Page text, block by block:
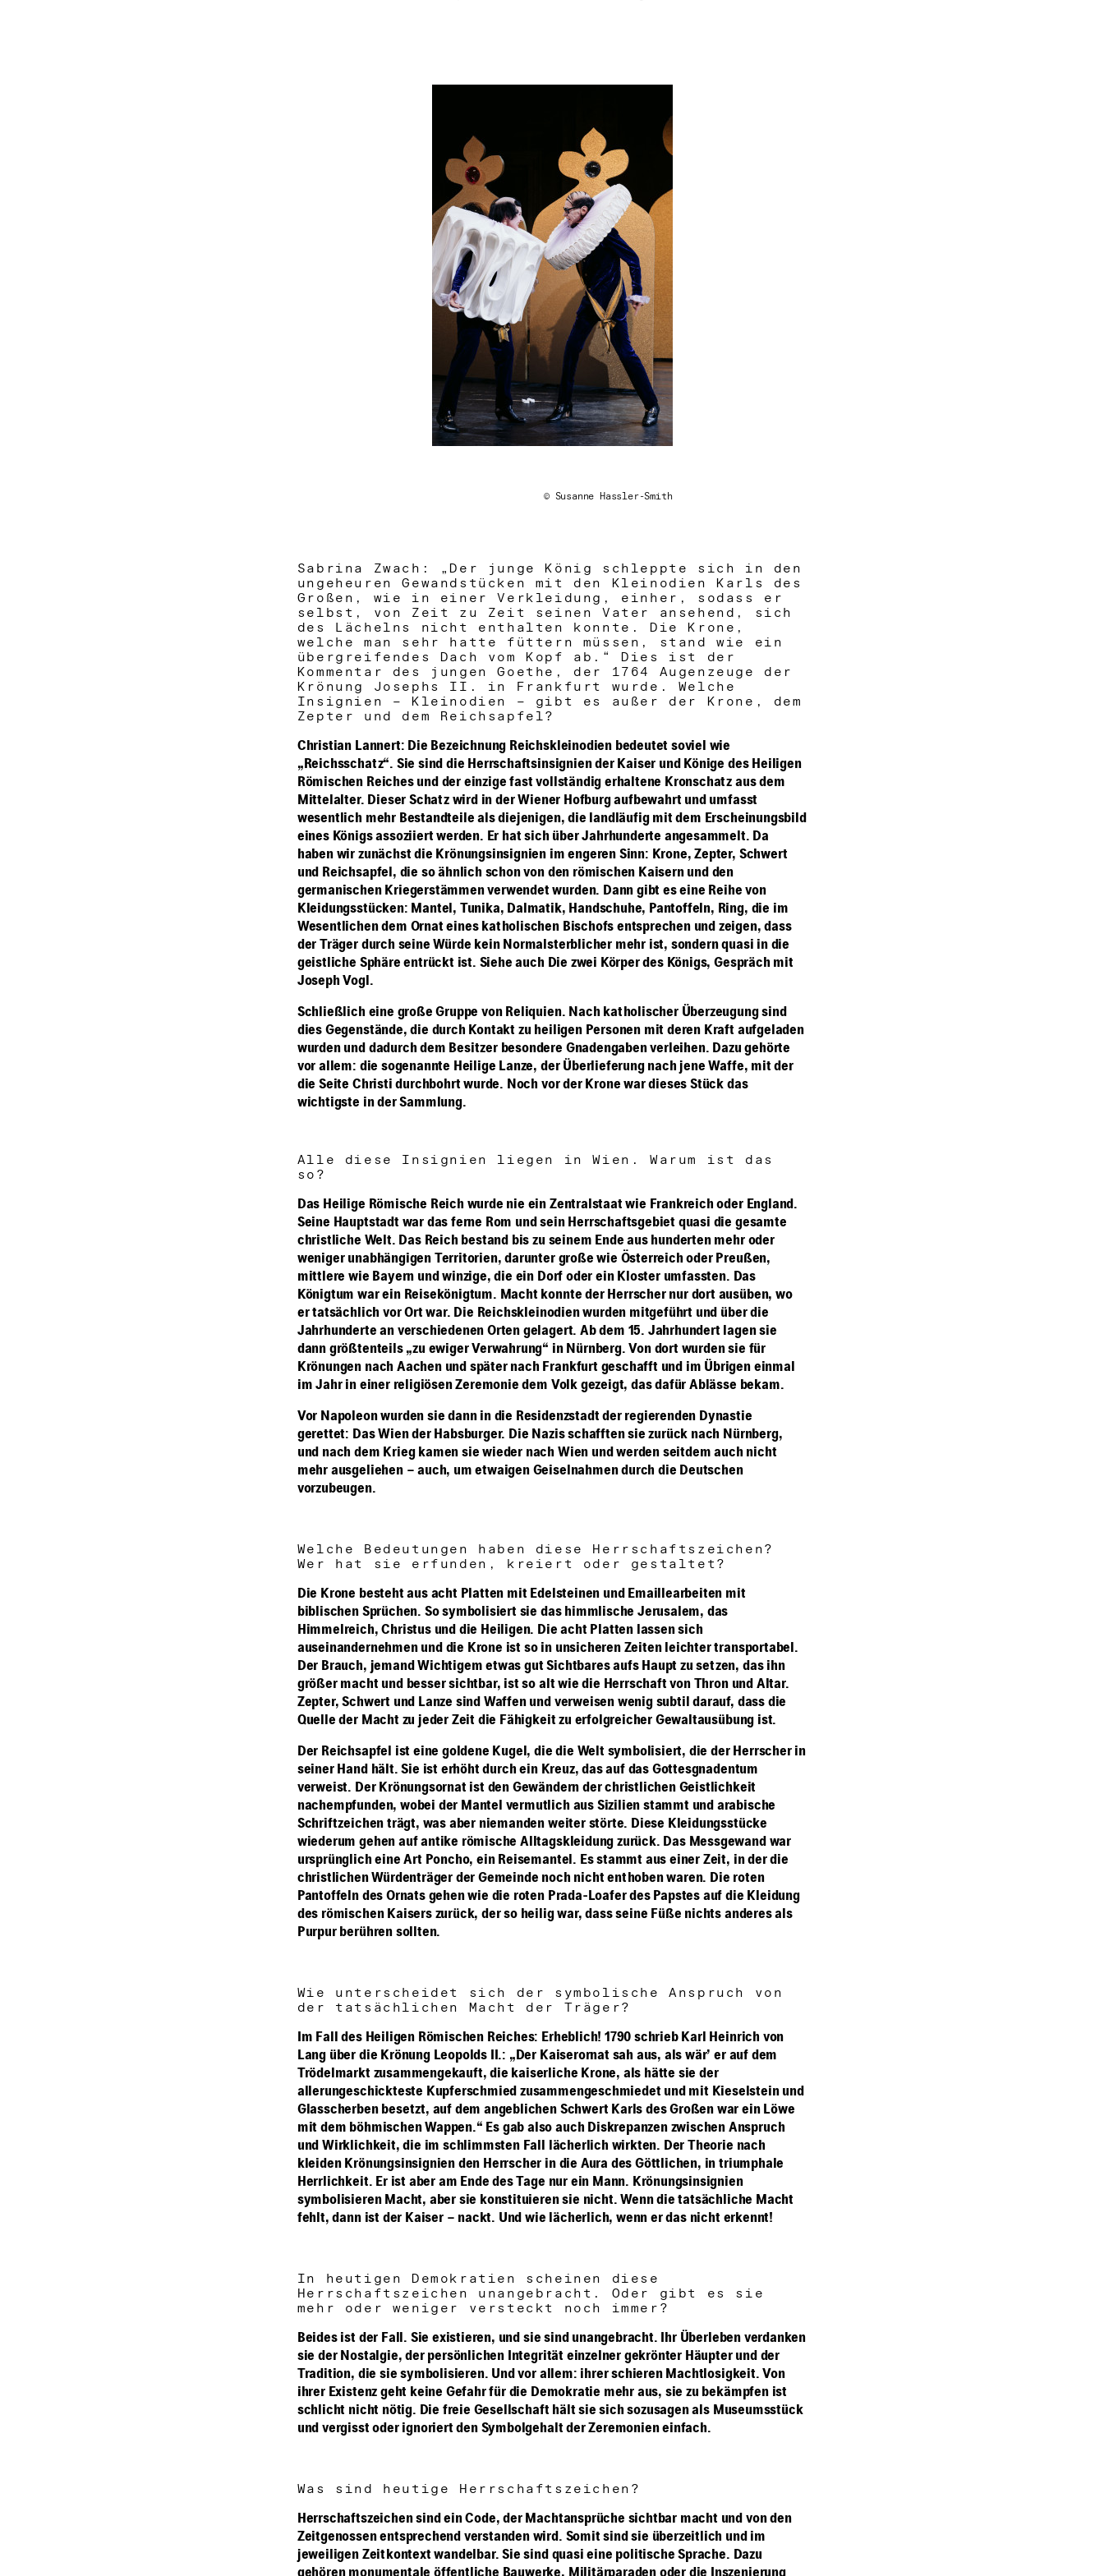
© Susanne Hassler-Smith
Sabrina Zwach: „Der junge König schleppte sich in den
ungeheuren Gewandstücken mit den Kleinodien Karls des
Großen, wie in einer Verkleidung, einher, sodass er
selbst, von Zeit zu Zeit seinen Vater ansehend, sich
des Lächelns nicht enthalten konnte. Die Krone,
welche man sehr hatte füttern müssen, stand wie ein
übergreifendes Dach vom Kopf ab.“ Dies ist der
Kommentar des jungen Goethe, der 1764 Augenzeuge der
Krönung Josephs II. in Frankfurt wurde. Welche
Insignien – Kleinodien – gibt es außer der Krone, dem
Zepter und dem Reichsapfel?
Christian Lannert: Die Bezeichnung Reichskleinodien bedeutet soviel wie
„Reichsschatz“. Sie sind die Herrschaftsinsignien der Kaiser und Könige des Heiligen
Römischen Reiches und der einzige fast vollständig erhaltene Kronschatz aus dem
Mittelalter. Dieser Schatz wird in der Wiener Hofburg aufbewahrt und umfasst
wesentlich mehr Bestandteile als diejenigen, die landläufig mit dem Erscheinungsbild
eines Königs assoziiert werden. Er hat sich über Jahrhunderte angesammelt. Da
haben wir zunächst die Krönungsinsignien im engeren Sinn: Krone, Zepter, Schwert
und Reichsapfel, die so ähnlich schon von den römischen Kaisern und den
germanischen Kriegerstämmen verwendet wurden. Dann gibt es eine Reihe von
Kleidungsstücken: Mantel, Tunika, Dalmatik, Handschuhe, Pantoffeln, Ring, die im
Wesentlichen dem Ornat eines katholischen Bischofs entsprechen und zeigen, dass
der Träger durch seine Würde kein Normalsterblicher mehr ist, sondern quasi in die
geistliche Sphäre entrückt ist. Siehe auch Die zwei Körper des Königs, Gespräch mit
Joseph Vogl.
Schließlich eine große Gruppe von Reliquien. Nach katholischer Überzeugung sind
dies Gegenstände, die durch Kontakt zu heiligen Personen mit deren Kraft aufgeladen
wurden und dadurch dem Besitzer besondere Gnadengaben verleihen. Dazu gehörte
vor allem: die sogenannte Heilige Lanze, der Überlieferung nach jene Waffe, mit der
die Seite Christi durchbohrt wurde. Noch vor der Krone war dieses Stück das
wichtigste in der Sammlung.
Alle diese Insignien liegen in Wien. Warum ist das
so?
Das Heilige Römische Reich wurde nie ein Zentralstaat wie Frankreich oder England.
Seine Hauptstadt war das ferne Rom und sein Herrschaftsgebiet quasi die gesamte
christliche Welt. Das Reich bestand bis zu seinem Ende aus hunderten mehr oder
weniger unabhängigen Territorien, darunter große wie Österreich oder Preußen,
mittlere wie Bayern und winzige, die ein Dorf oder ein Kloster umfassten. Das
Königtum war ein Reisekönigtum. Macht konnte der Herrscher nur dort ausüben, wo
er tatsächlich vor Ort war. Die Reichskleinodien wurden mitgeführt und über die
Jahrhunderte an verschiedenen Orten gelagert. Ab dem 15. Jahrhundert lagen sie
dann größtenteils „zu ewiger Verwahrung“ in Nürnberg. Von dort wurden sie für
Krönungen nach Aachen und später nach Frankfurt geschafft und im Übrigen einmal
im Jahr in einer religiösen Zeremonie dem Volk gezeigt, das dafür Ablässe bekam.
Vor Napoleon wurden sie dann in die Residenzstadt der regierenden Dynastie
gerettet: Das Wien der Habsburger. Die Nazis schafften sie zurück nach Nürnberg,
und nach dem Krieg kamen sie wieder nach Wien und werden seitdem auch nicht
mehr ausgeliehen – auch, um etwaigen Geiselnahmen durch die Deutschen
vorzubeugen.
Welche Bedeutungen haben diese Herrschaftszeichen?
Wer hat sie erfunden, kreiert oder gestaltet?
Die Krone besteht aus acht Platten mit Edelsteinen und Emaillearbeiten mit
biblischen Sprüchen. So symbolisiert sie das himmlische Jerusalem, das
Himmelreich, Christus und die Heiligen. Die acht Platten lassen sich
auseinandernehmen und die Krone ist so in unsicheren Zeiten leichter transportabel.
Der Brauch, jemand Wichtigem etwas gut Sichtbares aufs Haupt zu setzen, das ihn
größer macht und besser sichtbar, ist so alt wie die Herrschaft von Thron und Altar.
Zepter, Schwert und Lanze sind Waffen und verweisen wenig subtil darauf, dass die
Quelle der Macht zu jeder Zeit die Fähigkeit zu erfolgreicher Gewaltausübung ist.
Der Reichsapfel ist eine goldene Kugel, die die Welt symbolisiert, die der Herrscher in
seiner Hand hält. Sie ist erhöht durch ein Kreuz, das auf das Gottesgnadentum
verweist. Der Krönungsornat ist den Gewändern der christlichen Geistlichkeit
nachempfunden, wobei der Mantel vermutlich aus Sizilien stammt und arabische
Schriftzeichen trägt, was aber niemanden weiter störte. Diese Kleidungsstücke
wiederum gehen auf antike römische Alltagskleidung zurück. Das Messgewand war
ursprünglich eine Art Poncho, ein Reisemantel. Es stammt aus einer Zeit, in der die
christlichen Würdenträger der Gemeinde noch nicht enthoben waren. Die roten
Pantoffeln des Ornats gehen wie die roten Prada-Loafer des Papstes auf die Kleidung
des römischen Kaisers zurück, der so heilig war, dass seine Füße nichts anderes als
Purpur berühren sollten.
Wie unterscheidet sich der symbolische Anspruch von
der tatsächlichen Macht der Träger?
Im Fall des Heiligen Römischen Reiches: Erheblich! 1790 schrieb Karl Heinrich von
Lang über die Krönung Leopolds II.: „Der Kaiserornat sah aus, als wär’ er auf dem
Trödelmarkt zusammengekauft, die kaiserliche Krone, als hätte sie der
allerungeschickteste Kupferschmied zusammengeschmiedet und mit Kieselstein und
Glasscherben besetzt, auf dem angeblichen Schwert Karls des Großen war ein Löwe
mit dem böhmischen Wappen.“ Es gab also auch Diskrepanzen zwischen Anspruch
und Wirklichkeit, die im schlimmsten Fall lächerlich wirkten. Der Theorie nach
kleiden Krönungsinsignien den Herrscher in die Aura des Göttlichen, in triumphale
Herrlichkeit. Er ist aber am Ende des Tage nur ein Mann. Krönungsinsignien
symbolisieren Macht, aber sie konstituieren sie nicht. Wenn die tatsächliche Macht
fehlt, dann ist der Kaiser – nackt. Und wie lächerlich, wenn er das nicht erkennt!
In heutigen Demokratien scheinen diese
Herrschaftszeichen unangebracht. Oder gibt es sie
mehr oder weniger versteckt noch immer?
Beides ist der Fall. Sie existieren, und sie sind unangebracht. Ihr Überleben verdanken
sie der Nostalgie, der persönlichen Integrität einzelner gekrönter Häupter und der
Tradition, die sie symbolisieren. Und vor allem: ihrer schieren Machtlosigkeit. Von
ihrer Existenz geht keine Gefahr für die Demokratie mehr aus, sie zu bekämpfen ist
schlicht nicht nötig. Die freie Gesellschaft hält sie sich sozusagen als Museumsstück
und vergisst oder ignoriert den Symbolgehalt der Zeremonien einfach.
Was sind heutige Herrschaftszeichen?
Herrschaftszeichen sind ein Code, der Machtansprüche sichtbar macht und von den
Zeitgenossen entsprechend verstanden wird. Somit sind sie überzeitlich und im
jeweiligen Zeitkontext wandelbar. Sie sind quasi eine politische Sprache. Dazu